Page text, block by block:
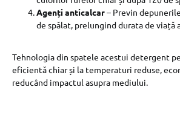
Agenți anticalcar– Previn
de spălat, prelungind durata de viață
Tehnologia din spatele acestui detergent
eficientă chiar și la temperaturi reduse,
reducând impactul asupra mediului.